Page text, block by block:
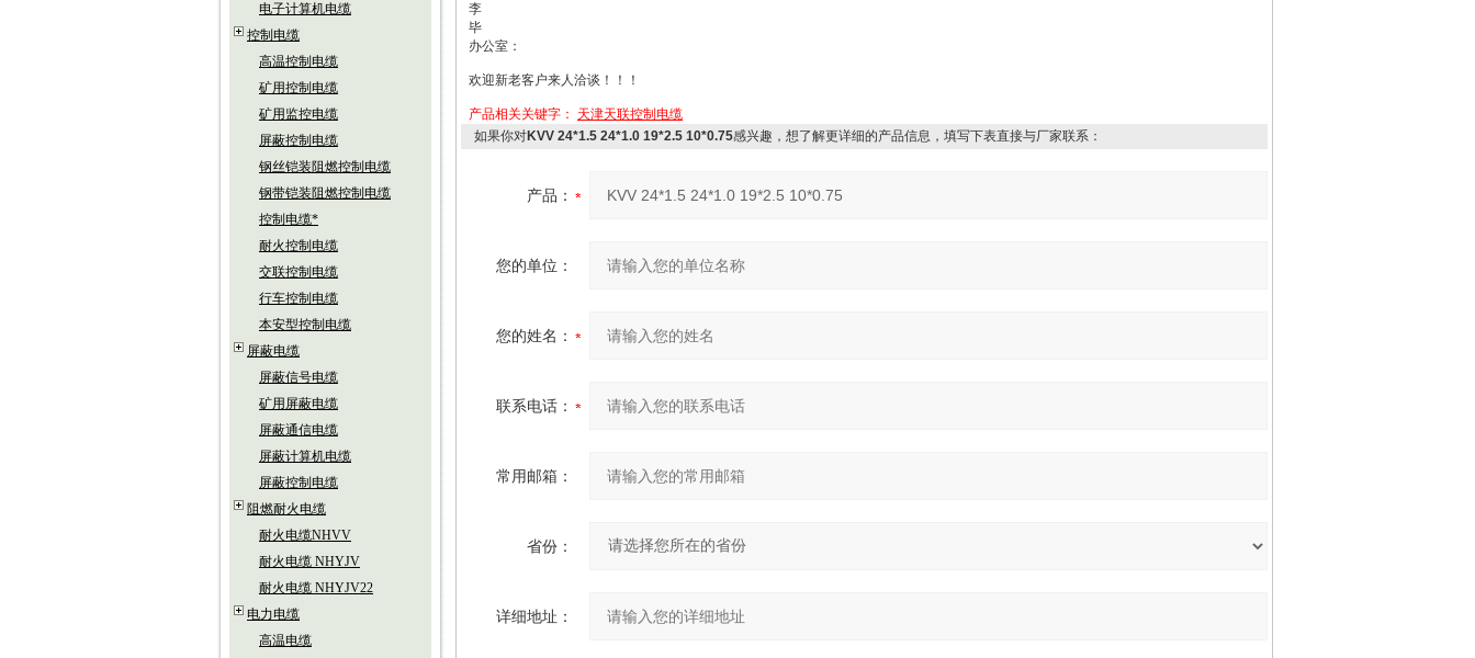
电子计算机电缆
控制电缆
高温控制电缆
矿用控制电缆
矿用监控电缆
屏蔽控制电缆
钢丝铠装阻燃控制电缆
钢带铠装阻燃控制电缆
控制电缆*
耐火控制电缆
交联控制电缆
行车控制电缆
本安型控制电缆
屏蔽电缆
屏蔽信号电缆
矿用屏蔽电缆
屏蔽通信电缆
屏蔽计算机电缆
屏蔽控制电缆
阻燃耐火电缆
耐火电缆NHVV
耐火电缆 NHYJV
耐火电缆 NHYJV22
电力电缆
高温电缆
李
毕
办公室：
欢迎新老客户来人洽谈！！！
产品相关关键字： 天津天联控制电缆
如果你对KVV 24*1.5 24*1.0 19*2.5 10*0.75感兴趣，想了解更详细的产品信息，填写下表直接与厂家联系：
产品：
您的单位：
您的姓名：
联系电话：
常用邮箱：
省份：
详细地址：